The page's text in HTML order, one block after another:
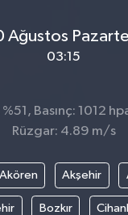
Ağustos
03:15
Basınç: 1012
Rüzgar: 4.89 m/s
Akören Akşehir
Bozkır